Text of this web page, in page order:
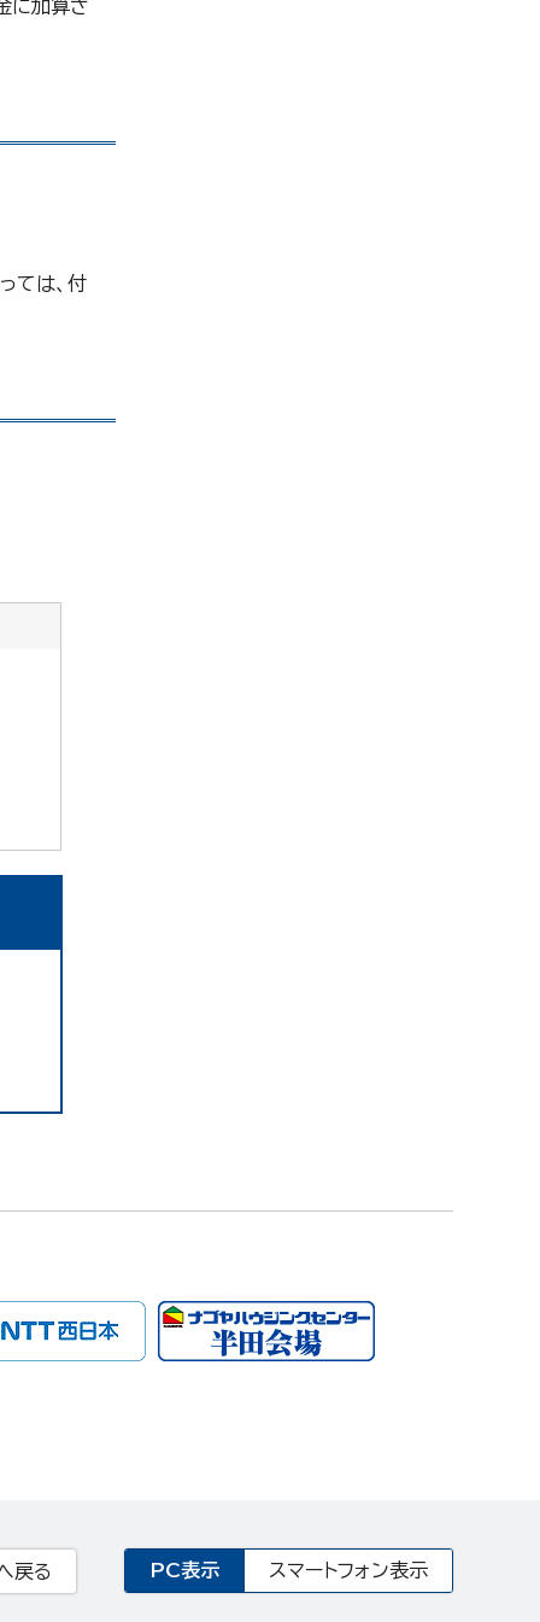
に加算さ
ては、付
戻る PC表示 スマートフォン表示